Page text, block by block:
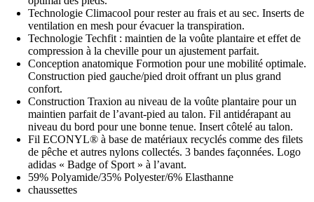
Technologie Climacool pour rester au frais et au sec. Inserts de
ventilation en mesh pour évacuer la transpiration.
Technologie Techfit : maintien de la voûte plantaire et effet de
compression à la cheville pour un ajustement parfait.
Conception anatomique Formotion pour une mobilité optimale.
Construction pied gauche/pied droit offrant un plus grand
confort.
Construction Traxion au niveau de la voûte plantaire pour un
maintien parfait de l’avant-pied au talon. Fil antidérapant au
niveau du bord pour une bonne tenue. Insert côtelé au talon.
Fil ECONYL® à base de matériaux recyclés comme des filets
de pêche et autres nylons collectés. 3 bandes façonnées. Logo
adidas « Badge of Sport » à l’avant.
59% Polyamide/35% Polyester/6% Elasthanne
chaussettes